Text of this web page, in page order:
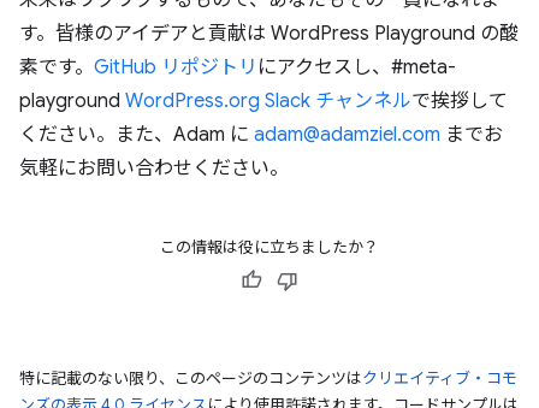
す。皆様のアイデアと貢献は WordPress Playground の酸
素です。 GitHub リポジトリ にアクセスし、#meta-
playground WordPress.org Slack チャンネルで挨拶して
ください。また、Adam に adam@adamziel.com までお
気軽にお問い合わせください。
この情報は役に立ちましたか？
特に記載のない限り、このページのコンテンツはクリエイティブ・コモ